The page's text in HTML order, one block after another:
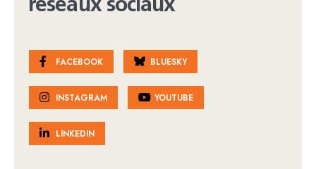
réseaux sociaux
FACEBOOK BLUESKY
INSTAGRAM YOUTUBE
LINKEDIN